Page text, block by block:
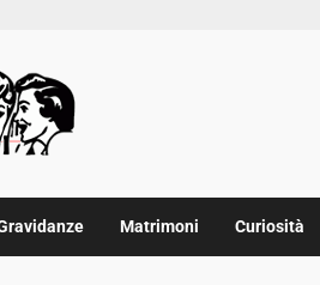
Matrimoni Curiosità